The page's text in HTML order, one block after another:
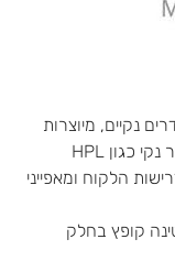
נקיים, מיוצרות
ממספר חומרי מבנה המתאימים לשימוש בחדר נקי כגון HPL
הלקוח ומאפייני
קופץ בחלק